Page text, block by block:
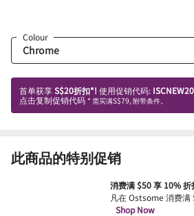
Colour
首单获享S$20折扣*! 使用促销代码:
点击复制促销代码 * 需买满S$79, 附带条件。
此商品的特别促销
消费满 $50 享 10% 折
凡在 Ostsome 消费满
Shop Now